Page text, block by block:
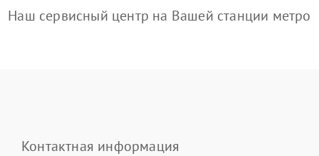
Наш сервисный центр на Вашей станции метро
Контактная информация